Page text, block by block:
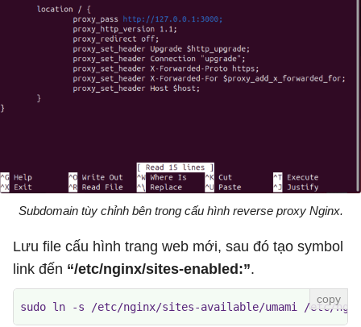
Subdomain tùy chỉnh bên trong cấu hình reverse proxy Nginx.
Lưu file cấu hình trang web mới, sau đó tạo symbol
link đến “/etc/nginx/sites-enabled:”.
sudo ln -s /etc/nginx/sites-available/umami /etc/